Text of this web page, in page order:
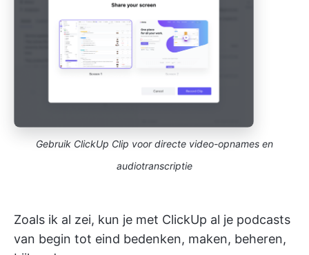
Gebruik ClickUp Clip voor directe video-opnames en
audiotranscriptie
Zoals ik al zei, kun je met ClickUp al je podcasts
van begin tot eind bedenken, maken, beheren,